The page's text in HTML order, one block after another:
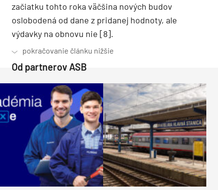
začiatku tohto roka väčšina nových budov
oslobodená od dane z pridanej hodnoty, ale
výdavky na obnovu nie [8].
Od partnerov ASB